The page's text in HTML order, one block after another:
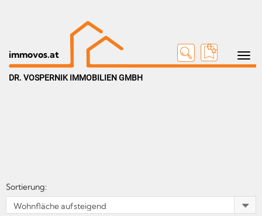
Toggle
immovos.at
0
DR. VOSPERNIK IMMOBILIEN GMBH
Sortierung: